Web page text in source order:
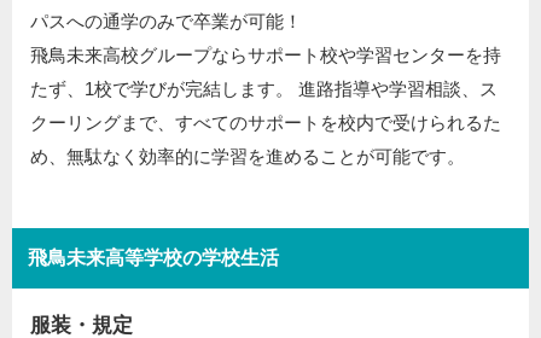
パスへの通学のみで卒業が可能！
飛鳥未来高校グループならサポート校や学習センターを持
たず、1校で学びが完結します。 進路指導や学習相談、ス
クーリングまで、すべてのサポートを校内で受けられるた
め、無駄なく効率的に学習を進めることが可能です。
飛鳥未来高等学校の学校生活
服装・規定